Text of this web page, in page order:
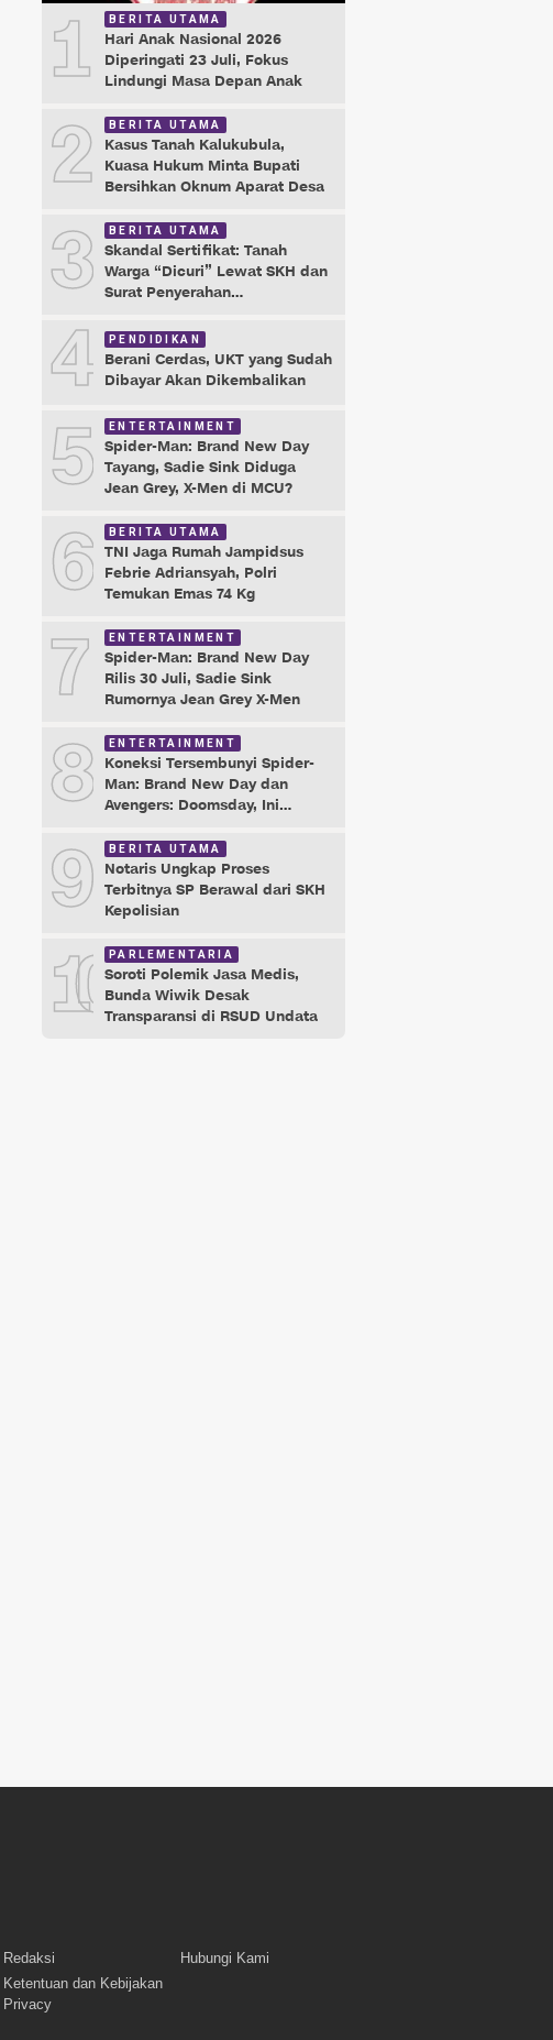
1 BERITA UTAMA
Hari Anak Nasional 2026
Diperingati 23 Juli, Fokus
Lindungi Masa Depan Anak
2 BERITA UTAMA
Kasus Tanah Kalukubula,
Kuasa Hukum Minta Bupati
Bersihkan Oknum Aparat Desa
3 BERITA UTAMA
Skandal Sertifikat: Tanah
Warga “Dicuri” Lewat SKH dan
Surat Penyerahan
4 PENDIDIKAN
Berani Cerdas, UKT yang Sudah
Dibayar Akan Dikembalikan
5 ENTERTAINMENT
Spider-Man: Brand New Day
Tayang, Sadie Sink Diduga
Jean Grey, X-Men di MCU?
6 BERITA UTAMA
TNI Jaga Rumah Jampidsus
Febrie Adriansyah, Polri
Temukan Emas 74 Kg
7 ENTERTAINMENT
Spider-Man: Brand New Day
Rilis 30 Juli, Sadie Sink
Rumornya Jean Grey X-Men
8 ENTERTAINMENT
Koneksi Tersembunyi Spider-
Man: Brand New Day dan
Avengers: Doomsday, Ini
9 BERITA UTAMA
Notaris Ungkap Proses
Terbitnya SP Berawal dari SKH
Kepolisian
10 PARLEMENTARIA
Soroti Polemik Jasa Medis,
Bunda Wiwik Desak
Transparansi di RSUD Undata
Redaksi
Hubungi Kami
Ketentuan dan Kebijakan
Privacy